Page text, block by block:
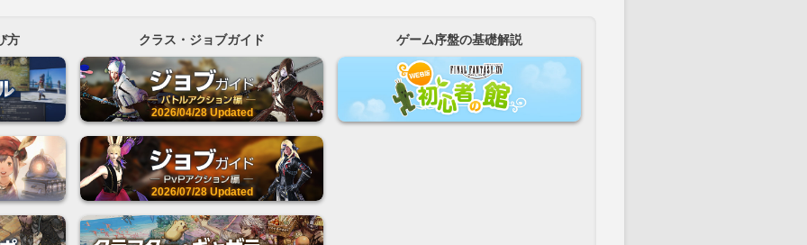
方 クラス・ジョブガイド
2026/04/28Updated
2026/07/28Updated
ゲーム序盤の基礎解説